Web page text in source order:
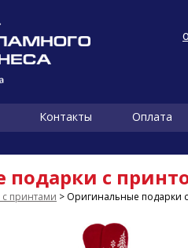
Контакты Оплата
подарки с
принтами > Оригинальные подарки